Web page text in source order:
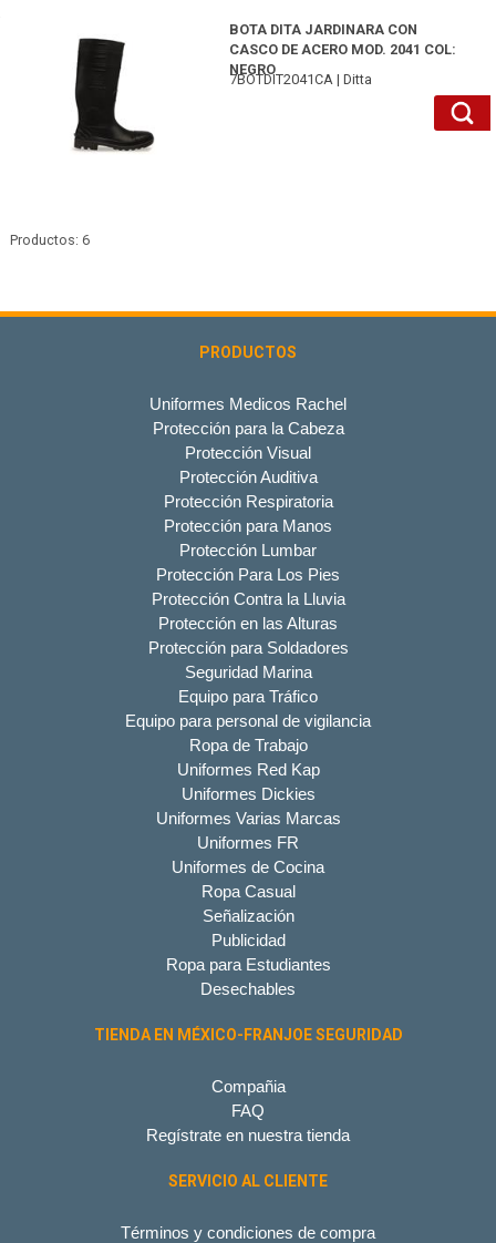
BOTA DITA JARDINARA CON
CASCO DE ACERO MOD. 2041 COL:
NEGRO
7BOTDIT2041CA | Ditta
Productos: 6
PRODUCTOS
Uniformes Medicos Rachel
Protección para la Cabeza
Protección Visual
Protección Auditiva
Protección Respiratoria
Protección para Manos
Protección Lumbar
Protección Para Los Pies
Protección Contra la Lluvia
Protección en las Alturas
Protección para Soldadores
Seguridad Marina
Equipo para Tráfico
Equipo para personal de vigilancia
Ropa de Trabajo
Uniformes Red Kap
Uniformes Dickies
Uniformes Varias Marcas
Uniformes FR
Uniformes de Cocina
Ropa Casual
Señalización
Publicidad
Ropa para Estudiantes
Desechables
TIENDA EN MÉXICO-FRANJOE SEGURIDAD
Compañia
FAQ
Regístrate en nuestra tienda
SERVICIO AL CLIENTE
Términos y condiciones de compra